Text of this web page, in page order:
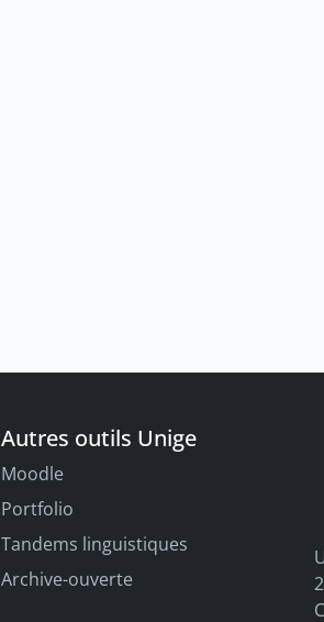
Autres outils Unige
Moodle
Portfolio
Tandems linguistiques
Archive-ouverte